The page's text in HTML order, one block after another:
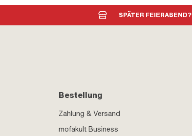
SPÄTER FEIERABEND?
Bestellung
Zahlung & Versand
mofakult Business